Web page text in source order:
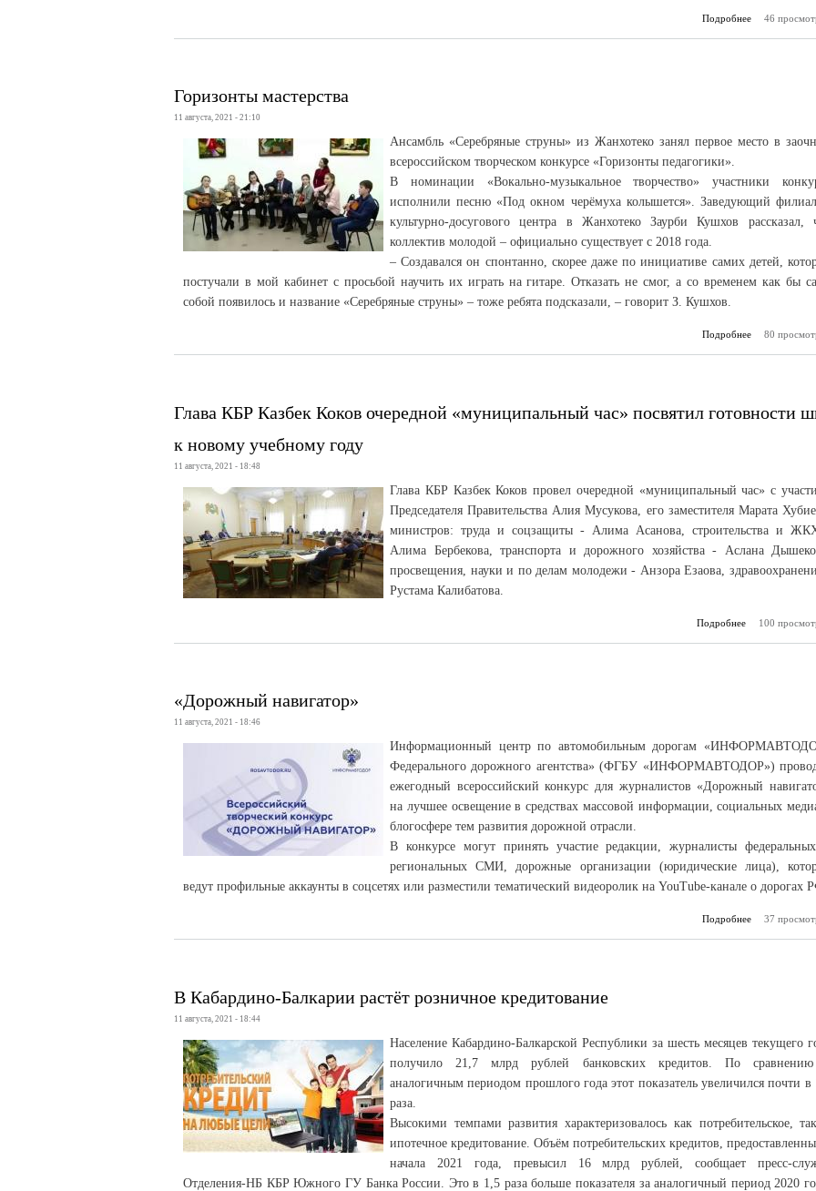
Подробнее о Полиция
46
Горизонты мастерства
11 августа, 2021 - 21:10
Ансамбль «Серебряные струны» из Жанхотеко занял первое место в
всероссийском творческом конкурсе «Горизонты педагогики».
В номинации «Вокально-музыкальное творчество» участники
исполнили песню «Под окном черёмуха колышется». Заведующий
культурно-досугового центра в Жанхотеко Заурби Кушхов рассказал,
коллектив молодой – официально существует с 2018 года.
– Создавался он спонтанно, скорее даже по инициативе самих детей,
постучали в мой кабинет с просьбой научить их играть на гитаре. Отказать не смог, а со временем как бы
собой появилось и название «Серебряные струны» – тоже ребята подсказали, – говорит З. Кушхов.
Подробнее
о
80
Глава КБР Казбек Коков очередной «муниципальный час» посвятил готовности
к новому учебному году
11 августа, 2021 - 18:48
Глава КБР Казбек Коков провел очередной «муниципальный час» с
Председателя Правительства Алия Мусукова, его заместителя Марата
министров: труда и соцзащиты - Алима Асанова, строительства и
Алима Бербекова, транспорта и дорожного хозяйства - Аслана
просвещения, науки и по делам молодежи - Анзора Езаова,
Рустама Калибатова.
Подробнее
о Глава
100
«Дорожный навигатор»
11 августа, 2021 - 18:46
Информационный центр по автомобильным дорогам
Федерального дорожного агентства» (ФГБУ «ИНФОРМАВТОДОР»)
ежегодный всероссийский конкурс для журналистов «Дорожный
на лучшее освещение в средствах массовой информации, социальных
блогосфере тем развития дорожной отрасли.
В конкурсе могут принять участие редакции, журналисты
региональных СМИ, дорожные организации (юридические лица),
ведут профильные аккаунты в соцсетях или разместили тематический видеоролик на YouTube-канале о дорогах
Подробнее
о
37
В Кабардино-Балкарии растёт розничное кредитование
11 августа, 2021 - 18:44
Население Кабардино-Балкарской Республики за шесть месяцев текущего
получило 21,7 млрд рублей банковских кредитов. По
аналогичным периодом прошлого года этот показатель увеличился почти в
раза.
Высокими темпами развития характеризовалось как потребительское,
ипотечное кредитование. Объём потребительских кредитов,
начала 2021 года, превысил 16 млрд рублей, сообщает пресс-
Отделения-НБ КБР Южного ГУ Банка России. Это в 1,5 раза больше показателя за аналогичный период 2020